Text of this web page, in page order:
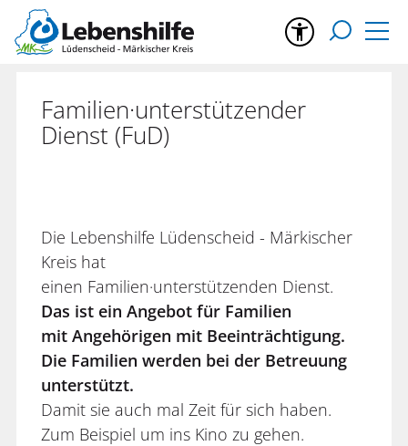
Familien·unterstützender
Dienst (FuD)
Die Lebenshilfe Lüdenscheid - Märkischer
Kreis hat
einen Familien·unterstützenden Dienst.
Das ist ein Angebot für Familien
mit Angehörigen mit Beeinträchtigung.
Die Familien werden bei der Betreuung
unterstützt.
Damit sie auch mal Zeit für sich haben.
Zum Beispiel um ins Kino zu gehen.